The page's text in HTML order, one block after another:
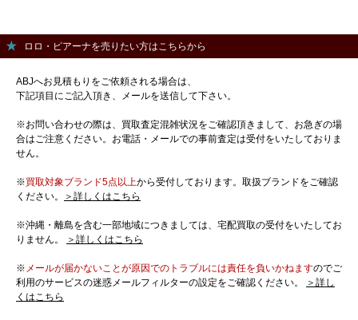
ロロ・ピアーナを売りたい方はこちらから
ABJへお見積もりをご依頼される場合は、
下記項目にご記入頂き、メールを送信して下さい。
※お問い合わせの際は、買取査定混雑状況をご確認頂きまして、お急ぎの場
合はご注意ください。お電話・メールでの事前査定は受付をいたしておりま
せん。
※買取対象ブランド5点以上から受付しております。取扱ブランドをご確認
ください。
＞詳しくはこちら
※沖縄・離島を含む一部地域につきましては、宅配買取の受付をいたしてお
りません。
＞詳しくはこちら
※ メールが届かないことが原因でのトラブルには責任を負いかねますのでご
利用のサービスの迷惑メールフィルターの設定をご確認ください。
＞詳し
くはこちら